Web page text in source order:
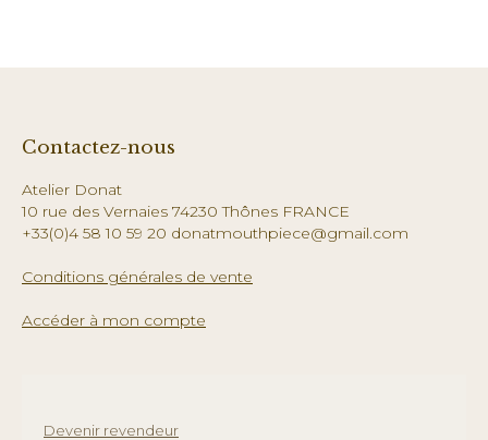
Contactez-nous
Atelier Donat
10 rue des Vernaies 74230 Thônes FRANCE
+33(0)4 58 10 59 20 donatmouthpiece@gmail.com
Conditions générales de vente
Accéder à mon compte
Devenir revendeur